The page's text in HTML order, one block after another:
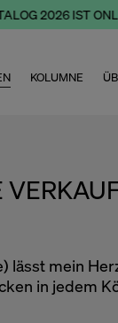
2026 IST
KOLUMNE
mein
in jedem